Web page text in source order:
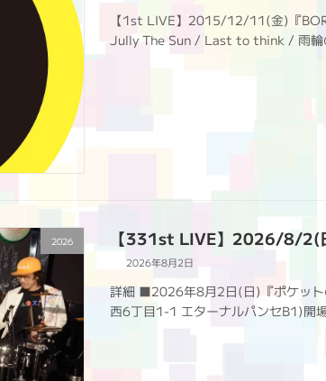
【1st LIVE】2015/12/11(金)『
Jully The Sun / Last to think / 雨
2026 【331st LIVE】2026/8/2(
2026年8月2日
詳細 ■2026年8月2日(日)『ポケッ
西6丁目1-1 エターナルパンセB1)